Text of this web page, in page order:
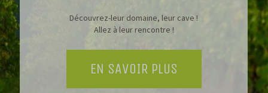
Découvrez-leur domaine, leur cave !
Allez à leur rencontre !
EN SAVOIR PLUS